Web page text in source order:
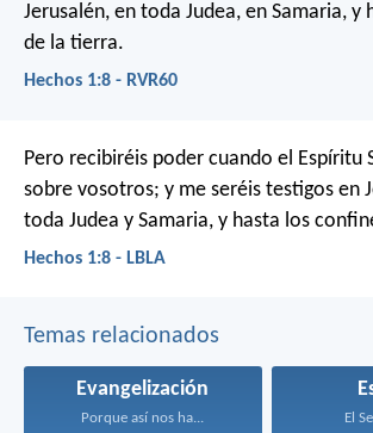
Jerusalén, en toda Judea, en Samaria, y
de la tierra.
Hechos 1:8 - RVR60
Pero recibiréis poder cuando el Espíritu
sobre vosotros; y me seréis testigos en
toda Judea y Samaria, y hasta los
Hechos 1:8 - LBLA
Temas relacionados
Evangelización
Porque así nos ha... El